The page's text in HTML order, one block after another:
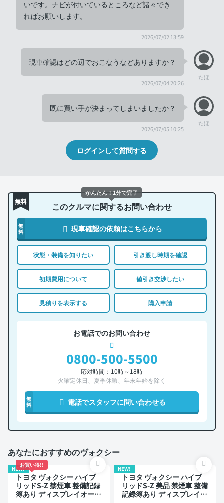
いです。ナビが付いているところなど諸々でき
ればお願いします。
2026/07/02 13:59
たぼ
現車確認はどの辺でおこなうなどありますか？
2026/07/04 20:26
たぼ
既に買い手が決まってしまいましたか？
2026/07/05 10:25
ログインして質問する
無料 このクルマに関するお問い合わせ
無
料
現車確認の依頼はこちらから
状態・装備を知りたい 引き渡し時期を確認
初期費用について 値引き交渉したい
見積りを表示する 購入申請
お電話でのお問い合わせ
0800-500-5500
応対時間：10時～18時
火曜定休日、夏季休暇、年末年始を除く
無
料
電話でスタッフに問い合わせる
あなたにおすすめのヴォクシー
NEW!
お買い得!!
トヨタ ヴォクシー ハイブ
リッドS-Z 禁煙車 整備記録
簿あり ディスプレイオーデ
NEW!
トヨタ ヴォクシー ハイブ
リッドS-Z 美品 禁煙車 整備
記録簿あり ディスプレイオ
かんたん！1分で完了